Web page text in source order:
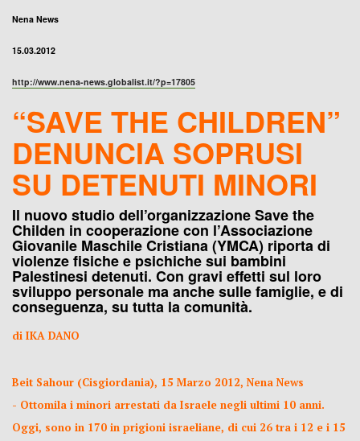
Nena News
15.03.2012
http://www.nena-news.globalist.it/?p=17805
“SAVE THE CHILDREN”
DENUNCIA SOPRUSI
SU DETENUTI MINORI
Il nuovo studio dell’organizzazione Save the
Childen in cooperazione con l’Associazione
Giovanile Maschile Cristiana (YMCA) riporta di
violenze fisiche e psichiche sui bambini
Palestinesi detenuti. Con gravi effetti sul loro
sviluppo personale ma anche sulle famiglie, e di
conseguenza, su tutta la comunità.
di IKA DANO
Beit Sahour (Cisgiordania), 15 Marzo 2012, Nena News
- Ottomila i minori arrestati da Israele negli ultimi 10 anni.
Oggi, sono in 170 in prigioni israeliane, di cui 26 tra i 12 e i 15